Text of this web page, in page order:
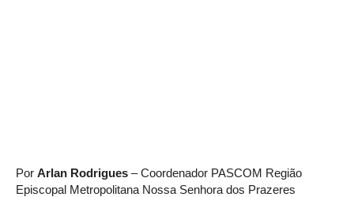
Por Arlan Rodrigues – Coordenador PASCOM Região
Episcopal Metropolitana Nossa Senhora dos Prazeres